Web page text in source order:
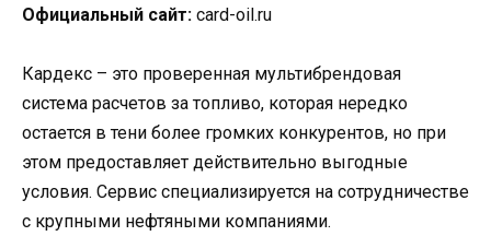
Официальный сайт: card-oil.ru
Кардекс – это проверенная мультибрендовая
система расчетов за топливо, которая нередко
остается в тени более громких конкурентов, но при
этом предоставляет действительно выгодные
условия. Сервис специализируется на сотрудничестве
с крупными нефтяными компаниями.